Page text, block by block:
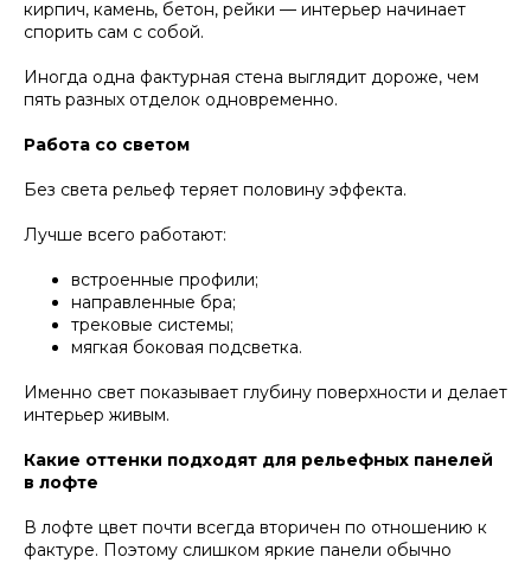
кирпич, камень, бетон, рейки — интерьер начинает
спорить сам с собой.
Иногда одна фактурная стена выглядит дороже, чем
пять разных отделок одновременно.
Работа со светом
Без света рельеф теряет половину эффекта.
Лучше всего работают:
встроенные профили;
направленные бра;
трековые системы;
мягкая боковая подсветка.
Именно свет показывает глубину поверхности и делает
интерьер живым.
Какие оттенки подходят для рельефных панелей
в лофте
В лофте цвет почти всегда вторичен по отношению к
фактуре. Поэтому слишком яркие панели обычно